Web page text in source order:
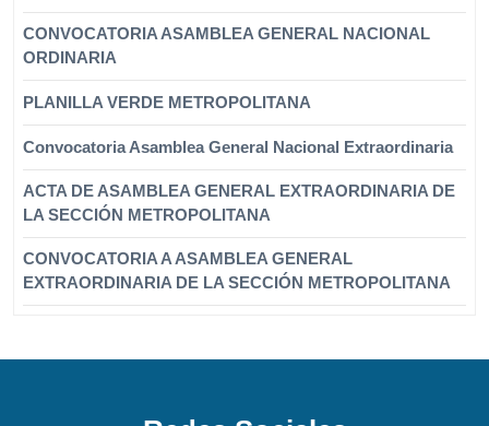
CONVOCATORIA ASAMBLEA GENERAL NACIONAL
ORDINARIA
PLANILLA VERDE METROPOLITANA
Convocatoria Asamblea General Nacional Extraordinaria
ACTA DE ASAMBLEA GENERAL EXTRAORDINARIA DE
LA SECCIÓN METROPOLITANA
CONVOCATORIA A ASAMBLEA GENERAL
EXTRAORDINARIA DE LA SECCIÓN METROPOLITANA